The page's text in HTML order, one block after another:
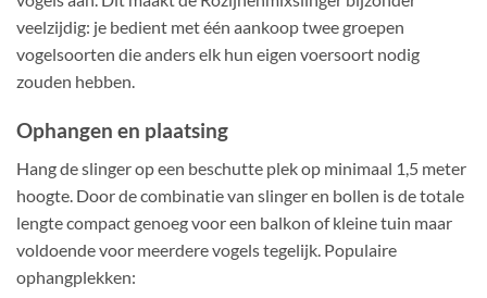
veelzijdig: je bedient met één aankoop twee groepen
vogelsoorten die anders elk hun eigen voersoort nodig
zouden hebben.
Ophangen en plaatsing
Hang de slinger op een beschutte plek op minimaal 1,5 meter
hoogte. Door de combinatie van slinger en bollen is de totale
lengte compact genoeg voor een balkon of kleine tuin maar
voldoende voor meerdere vogels tegelijk. Populaire
ophangplekken: